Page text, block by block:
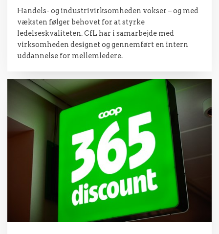
Handels- og industrivirksomheden vokser – og med
væksten følger behovet for at styrke
ledelseskvaliteten. CfL har i samarbejde med
virksomheden designet og gennemført en intern
uddannelse for mellemledere.